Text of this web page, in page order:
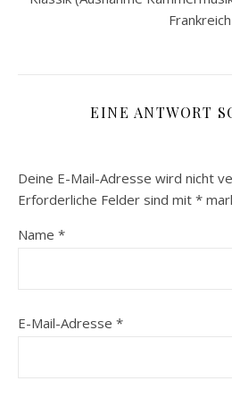
Frankreich
EINE ANTWORT
Deine E-Mail-Adresse wird nicht
Erforderliche Felder sind mit *
Name *
E-Mail-Adresse *